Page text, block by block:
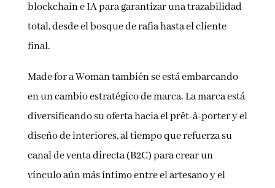
blockchain e IA para garantizar una trazabilidad
total, desde el bosque de rafia hasta el cliente
final.
Made for a Woman también se está embarcando
en un cambio estratégico de marca. La marca está
diversificando su oferta hacia el prêt-à-porter y el
diseño de interiores, al tiempo que refuerza su
canal de venta directa (B2C) para crear un
vínculo aún más íntimo entre el artesano y el